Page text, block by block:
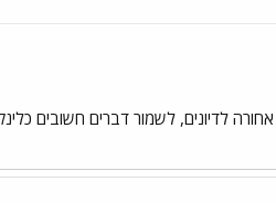
לדיונים, לשמור דברים חשובים